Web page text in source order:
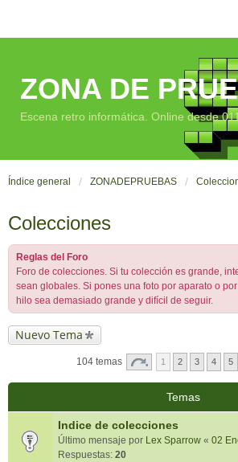
ZONA DE
Escena retro informática. Online desde
Índice general ZONADEPRUEBAS
Colecciones
Reglas del Foro
Foro de colecciones. Si tu colección es grande,
sean globales. Si pones una foto por aparato o
hilo sea demasiado grande y difícil de seguir.
Nuevo Tema
104 temas 1 2 3 4 5
Temas
Indice de colecciones
Último mensaje por Lex Sparrow « 02
Respuestas: 20